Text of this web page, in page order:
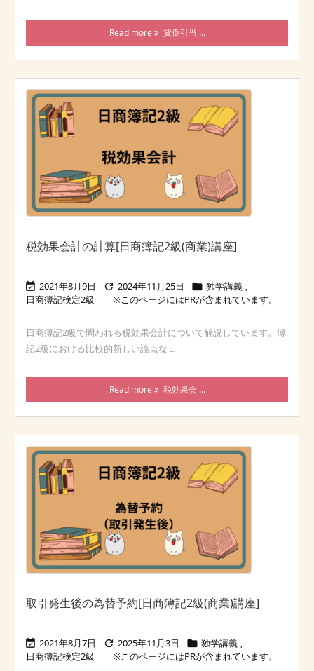
Read more 貸倒引当 ...
税効果会計の計算[日商簿記2級(商業)講座]
 2021年8月9日  2024年11月25日  独学講義 ,
日商簿記検定2級
日商簿記2級で問われる税効果会計について解説しています。簿
記2級における比較的新しい論点な ...
Read more 税効果会 ...
取引発生後の為替予約[日商簿記2級(商業)講座]
 2021年8月7日  2025年11月3日  独学講義 ,
日商簿記検定2級